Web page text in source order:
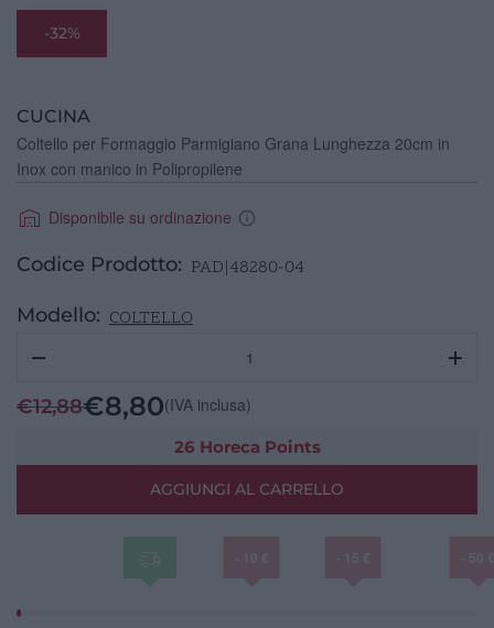
-32%
CUCINA
Coltello per Formaggio Parmigiano Grana Lunghezza 20cm in
Inox con manico in Polipropilene
Disponibile su ordinazione
Codice Prodotto: PAD|48280-04
Modello: COLTELLO
Grana
L20cm
PP
€12,88€8,80(IVA inclusa)
26 Horeca Points
AGGIUNGI AL CARRELLO